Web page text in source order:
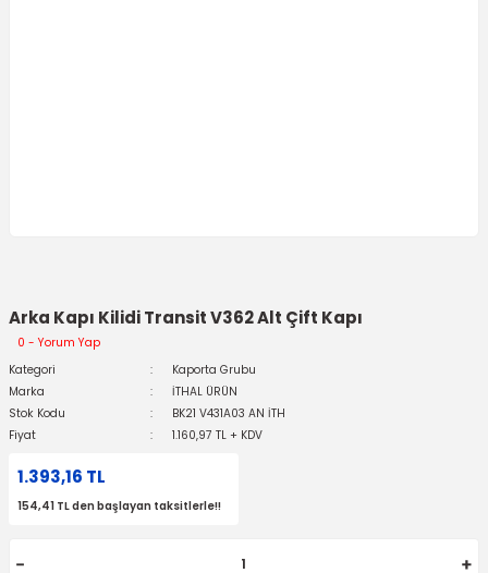
Arka Kapı Kilidi Transit V362 Alt Çift Kapı
0 - Yorum Yap
Kategori
Kaporta Grubu
Marka
İTHAL ÜRÜN
Stok Kodu
BK21 V431A03 AN İTH
Fiyat
1.160,97 TL + KDV
1.393,16 TL
154,41 TL den başlayan taksitlerle!!